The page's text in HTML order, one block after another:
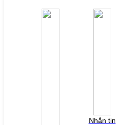
Phụ kiện Servo
HỖ TRỢ KỸ THUẬT
YÊU CẦU
Nhắn tin